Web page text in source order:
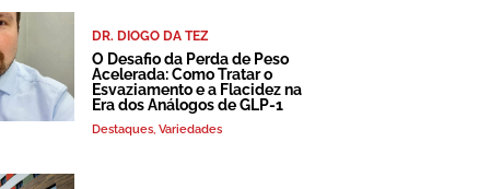
DR. DIOGO DA TEZ
O Desafio da Perda de Peso
Acelerada: Como Tratar o
Esvaziamento e a Flacidez na
Era dos Análogos de GLP-1
Destaques, Variedades